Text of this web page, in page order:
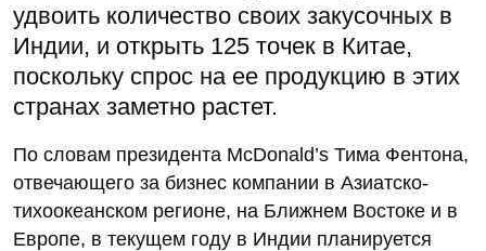
удвоить количество своих закусочных в
Индии, и открыть 125 точек в Китае,
поскольку спрос на ее продукцию в этих
странах заметно растет.
По словам президента McDonald’s Тима Фентона,
отвечающего за бизнес компании в Азиатско-
тихоокеанском регионе, на Ближнем Востоке и в
Европе, в текущем году в Индии планируется